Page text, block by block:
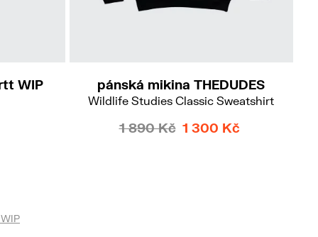
WIP pánská mikina THEDUDES
Wildlife Studies Classic Sweatshirt
1 890 Kč 1 300 Kč